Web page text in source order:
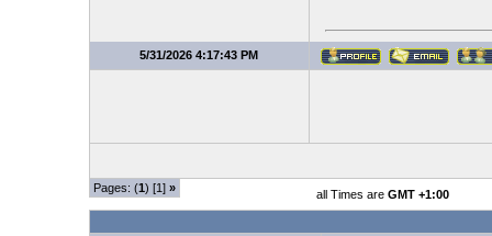
5/31/2026 4:17:43 PM
Pages: (1) [1] » all Times are GMT +1:00